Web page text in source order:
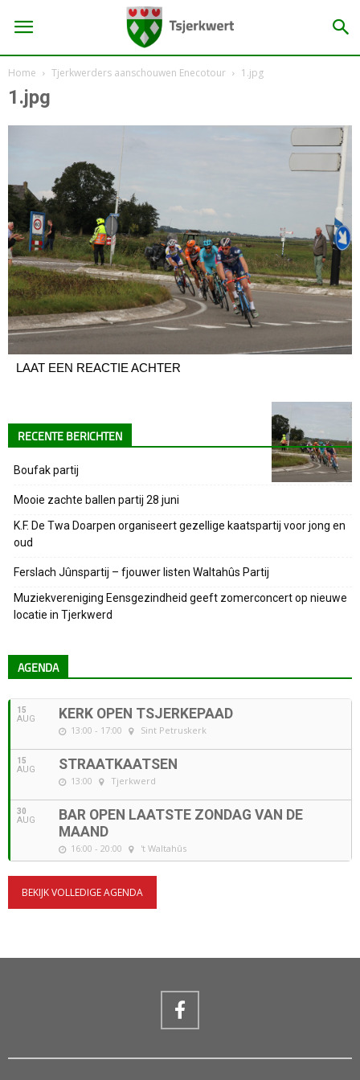
Home Tjerkwerders aanschouwen Enecotour 1.jpg
1.jpg
LAAT EEN REACTIE ACHTER
RECENTE BERICHTEN
Boufak partij
Mooie zachte ballen partij 28 juni
K.F. De Twa Doarpen organiseert gezellige kaatspartij voor jong en
oud
Ferslach Jûnspartij – fjouwer listen Waltahûs Partij
Muziekvereniging Eensgezindheid geeft zomerconcert op nieuwe
locatie in Tjerkwerd
AGENDA
15
AUG KERK OPEN TSJERKEPAAD
13:00 - 17:00 Sint Petruskerk
15
AUG STRAATKAATSEN
13:00 Tjerkwerd
30
AUG
BAR OPEN LAATSTE ZONDAG VAN DE
MAAND
16:00 - 20:00 't Waltahûs
BEKIJK VOLLEDIGE AGENDA